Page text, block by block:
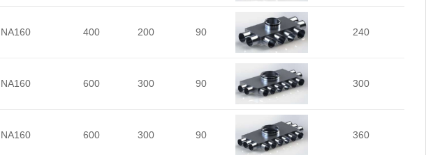
NA160 400 200 90 240
NA160 600 300 90 300
NA160 600 300 90 360